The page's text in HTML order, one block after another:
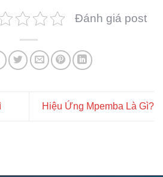
Đánh giá post
Hiệu Ứng Mpemba Là Gì?